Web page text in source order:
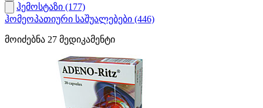
ჰემოსტაზი (177)
ჰომეოპათიური საშუალებები (446)
მოიძებნა 27 მედიკამენტი